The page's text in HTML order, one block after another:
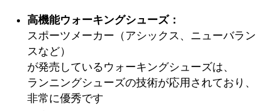
高機能ウォーキングシューズ：
スポーツメーカー（アシックス、ニューバラン
スなど）
が発売しているウォーキングシューズは、
ランニングシューズの技術が応用されており、
非常に優秀です